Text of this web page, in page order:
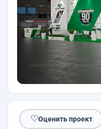
♡Оценить проект